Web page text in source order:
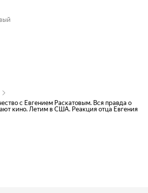
с Евгением Раскатовым. Вся правда о
кино. Летим в США. Реакция отца Евгения